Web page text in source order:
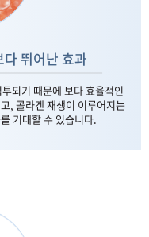
뛰어난 효과
되기 때문에 보다 효율적인
, 콜라겐 재생이 이루어지는
기대할 수 있습니다.